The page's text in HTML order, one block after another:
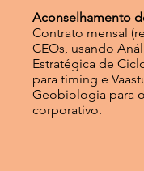
Aconselhamento
Contrato mensal
CEOs, usando
Estratégica de
para timing e
Geobiologia para
corporativo.